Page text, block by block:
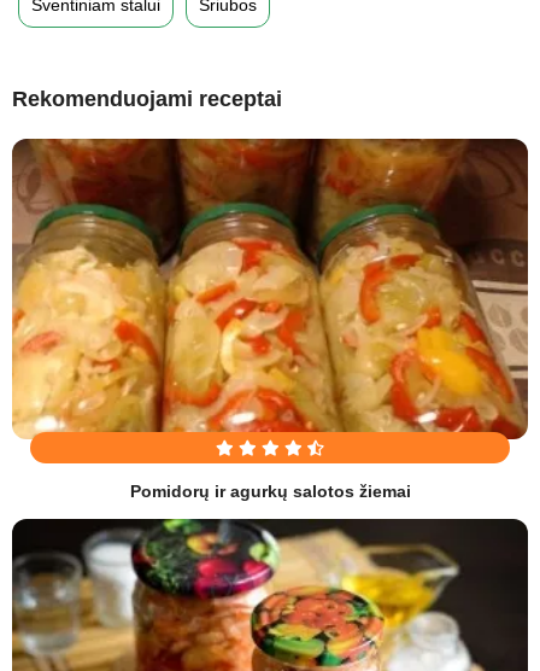
Šventiniam stalui Sriubos
Rekomenduojami receptai
Pomidorų ir agurkų salotos žiemai